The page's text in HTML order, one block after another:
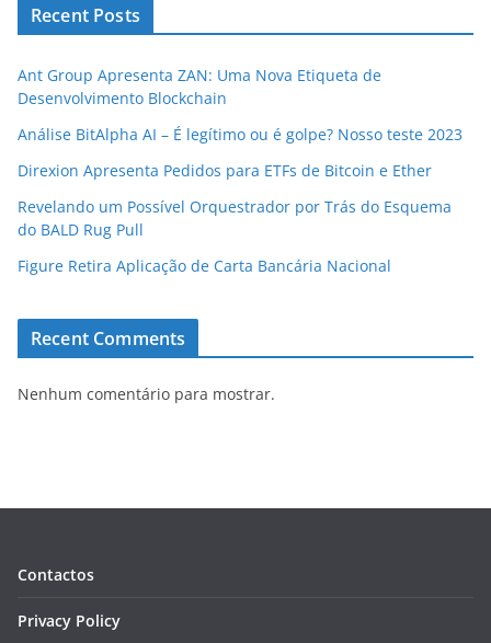
Recent Posts
Ant Group Apresenta ZAN: Uma Nova Etiqueta de
Desenvolvimento Blockchain
Análise BitAlpha AI – É legítimo ou é golpe? Nosso teste 2023
Direxion Apresenta Pedidos para ETFs de Bitcoin e Ether
Revelando um Possível Orquestrador por Trás do Esquema
do BALD Rug Pull
Figure Retira Aplicação de Carta Bancária Nacional
Recent Comments
Nenhum comentário para mostrar.
Contactos
Privacy Policy